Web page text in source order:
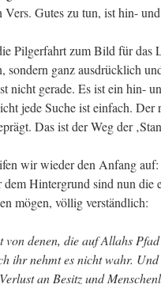
Vers. Gutes zu tun, ist hin-
Pilgerfahrt zum Bild für das
sondern ganz ausdrücklich
nicht gerade. Es ist ein hin-
jede Suche ist einfach. Der
Das ist der Weg der
wir wieder den Anfang
Hintergrund sind nun die
mögen, völlig verständlich:
von denen, die auf Allahs
ihr nehmt es nicht wahr.
an Besitz und